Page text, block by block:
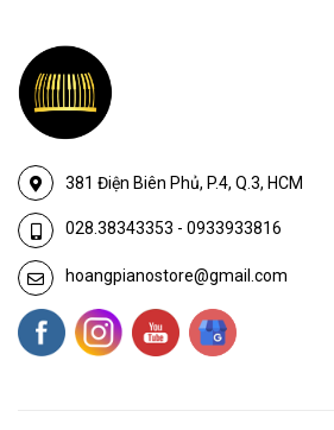
381 Điện Biên Phủ, P.4, Q.3, HCM
028.38343353 - 0933933816
hoangpianostore@gmail.com